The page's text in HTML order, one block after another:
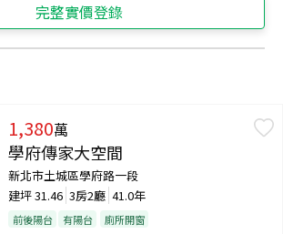
完整實價登錄
1,380萬
學府傳家大空間
新北市土城區學府路一段
建坪31.46 3房2廳 41.0年
前後陽台 有陽台 廁所開窗